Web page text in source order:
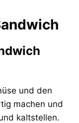
und den
machen und
kaltstellen.